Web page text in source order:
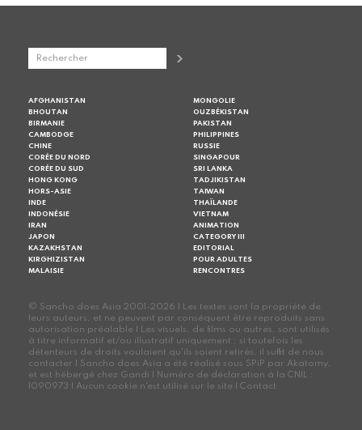
AFGHANISTAN
BHOUTAN
BIRMANIE
CAMBODGE
CHINE
CORÉE DU NORD
CORÉE DU SUD
HONG KONG
HORS-ASIE
INDE
INDONÉSIE
IRAN
JAPON
KAZAKHSTAN
KIRGHIZISTAN
MALAISIE
MONGOLIE
OUZBÉKISTAN
PAKISTAN
PHILIPPINES
RUSSIE
SINGAPOUR
SRI LANKA
TADJIKISTAN
TAIWAN
THAÏLANDE
VIETNAM
ANIMATION
CATEGORY III
EDITORIAL
POUR ADULTES
RENCONTRES
© Sancho does Asia 2001-2026 | Les textes sont la propriété de
leurs auteurs, et ne peuvent par conséquent être reproduits sans
autorisation préalable | Les visuels, de films ou autres, sont utilisés
à titre informatif et/ou illustratif uniquement ; si toutefois les
détenteurs de droits voulaient qu'ils soient retirés, il suffit de nous
contacter | Sancho does Asia a été réalisé sous SPiP par Akatomy,
et est hébergé chez Gandi | Numéro de déclaration à la CNIL :
1090973 | Aucun cookie n'est utilisé sur le site | Contact